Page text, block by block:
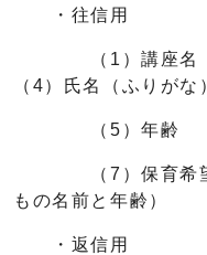
・往信用
（1）講座名 （
（4）氏名（ふりがな
（5）年齢 （6
（7）保育希望の
もの名前と年齢）
・返信用